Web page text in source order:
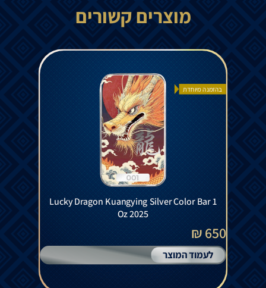
מוצרים קשורים
בהזמנה מיוחדת
Lucky Dragon Kuangying Silver Color Bar 1
Oz 2025
650 ₪
לעמוד המוצר